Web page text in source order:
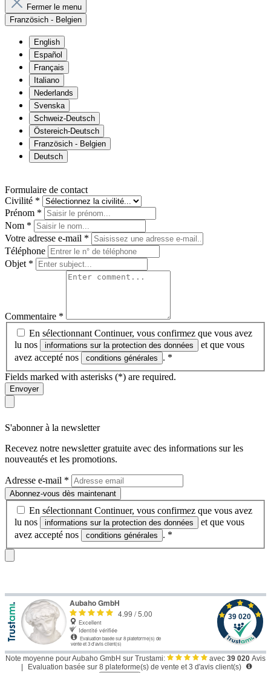
Fermer le menu
Französich - Belgien
English
Español
Français
Italiano
Nederlands
Svenska
Schweiz-Deutsch
Östereich-Deutsch
Französich - Belgien
Deutsch
Formulaire de contact
Civilité *
Prénom *
Nom *
Votre adresse e-mail *
Téléphone
Objet *
Commentaire *
En sélectionnant Continuer, vous confirmez que vous avez
lu nos
informations sur la protection des données
et que vous
avez accepté nos
conditions générales . *
Fields marked with asterisks (*) are required.
Envoyer
S'abonner à la newsletter
Recevez notre newsletter gratuite avec des informations sur les
nouveautés et les promotions.
Adresse e-mail *
Abonnez-vous dès maintenant
En sélectionnant Continuer, vous confirmez que vous avez
lu nos
informations sur la protection des données
et que vous
avez accepté nos
conditions générales . *
Note moyenne pour Aubaho GmbH sur Trustami: avec 39 020 Avis
Evaluation basée sur 8 plateforme(s) de vente et 3 d'avis client(s)